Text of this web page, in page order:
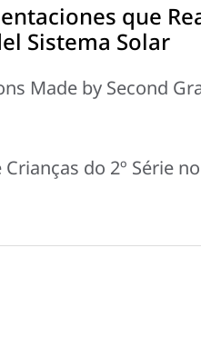
que
Sistema Solar
Made by Second
do 2º Série